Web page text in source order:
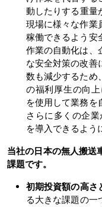
動したりする重量
現場に様々な作業
稼働できるよう安
作業の自動化は、
な安全対策の改善
数も減少するため
の福利厚生の向
を使用して業務を
さらに多くの企
を導入できるよう
当社の日本の無人搬送
課題です。
初期投資額の高さ
る大きな課題の一